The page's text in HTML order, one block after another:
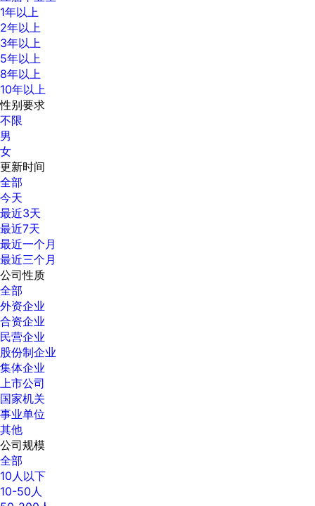
1年以上
2年以上
3年以上
5年以上
8年以上
10年以上
性别要求
不限
男
女
更新时间
全部
今天
最近3天
最近7天
最近一个月
最近三个月
公司性质
全部
外资企业
合资企业
民营企业
股份制企业
集体企业
上市公司
国家机关
事业单位
其他
公司规模
全部
10人以下
10-50人